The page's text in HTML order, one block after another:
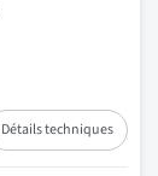
Détails techniques